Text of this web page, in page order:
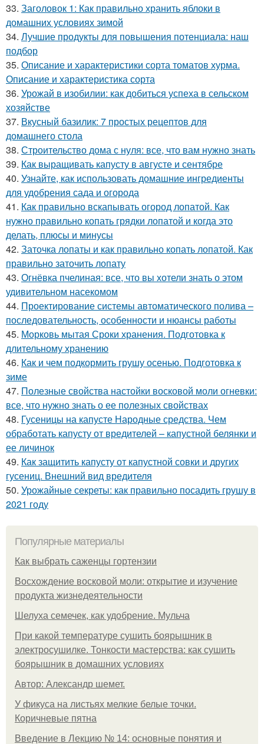
33. Заголовок 1: Как правильно хранить яблоки в
домашних условиях зимой
34. Лучшие продукты для повышения потенциала: наш
подбор
35. Описание и характеристики сорта томатов хурма.
Описание и характеристика сорта
36. Урожай в изобилии: как добиться успеха в сельском
хозяйстве
37. Вкусный базилик: 7 простых рецептов для
домашнего стола
38. Строительство дома с нуля: все, что вам нужно знать
39. Как выращивать капусту в августе и сентябре
40. Узнайте, как использовать домашние ингредиенты
для удобрения сада и огорода
41. Как правильно вскапывать огород лопатой. Как
нужно правильно копать грядки лопатой и когда это
делать, плюсы и минусы
42. Заточка лопаты и как правильно копать лопатой. Как
правильно заточить лопату
43. Огнёвка пчелиная: все, что вы хотели знать о этом
удивительном насекомом
44. Проектирование системы автоматического полива –
последовательность, особенности и нюансы работы
45. Морковь мытая Сроки хранения. Подготовка к
длительному хранению
46. Как и чем подкормить грушу осенью. Подготовка к
зиме
47. Полезные свойства настойки восковой моли огневки:
все, что нужно знать о ее полезных свойствах
48. Гусеницы на капусте Народные средства. Чем
обработать капусту от вредителей – капустной белянки и
ее личинок
49. Как защитить капусту от капустной совки и других
гусениц. Внешний вид вредителя
50. Урожайные секреты: как правильно посадить грушу в
2021 году
Популярные материалы
Как выбрать саженцы гортензии
Восхождение восковой моли: открытие и изучение
продукта жизнедеятельности
Шелуха семечек, как удобрение. Мульча
При какой температуре сушить боярышник в
электросушилке. Тонкости мастерства: как сушить
боярышник в домашних условиях
Автор: Александр шемет.
У фикуса на листьях мелкие белые точки.
Коричневые пятна
Введение в Лекцию № 14: основные понятия и